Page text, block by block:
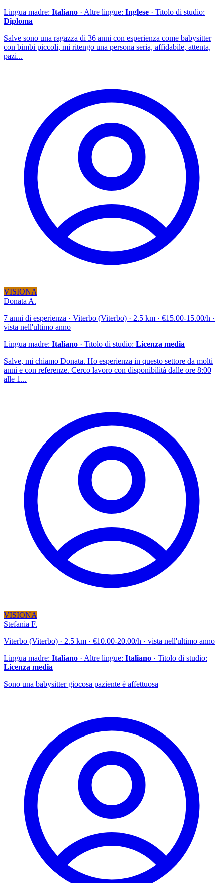
Lingua madre: Italiano · Altre lingue: Inglese · Titolo di studio:
Diploma
Salve sono una ragazza di 36 anni con esperienza come babysitter
con bimbi piccoli, mi ritengo una persona seria, affidabile, attenta,
pazi...
VISIONA
Donata A.
7 anni di esperienza · Viterbo (Viterbo) · 2.5 km · €15.00-15.00/h ·
vista nell'ultimo anno
Lingua madre: Italiano · Titolo di studio: Licenza media
Salve, mi chiamo Donata. Ho esperienza in questo settore da molti
anni e con referenze. Cerco lavoro con disponibilità dalle ore 8:00
alle 1...
VISIONA
Stefania F.
Viterbo (Viterbo) · 2.5 km · €10.00-20.00/h · vista nell'ultimo anno
Lingua madre: Italiano · Altre lingue: Italiano · Titolo di studio:
Licenza media
Sono una babysitter giocosa paziente è affettuosa